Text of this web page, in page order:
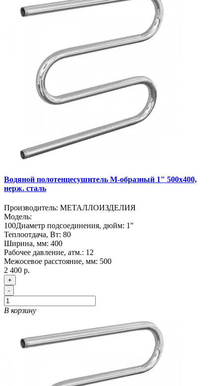
Водяной полотенцесушитель М-образный 1" 500х400,
нерж. сталь
Производитель: МЕТАЛЛОИЗДЕЛИЯ
Модель:
100Диаметр подсоединения, дюйм: 1"
Теплоотдача, Вт: 80
Ширина, мм: 400
Рабочее давление, атм.: 12
Межосевое расстояние, мм: 500
2 400 р.
+
-
В корзину